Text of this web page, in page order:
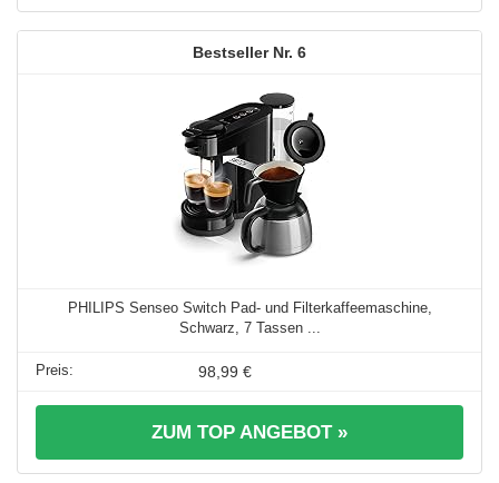
6
PHILIPS Senseo Switch Pad- und Filterkaffeemaschine,
Schwarz, 7 Tassen ...
98,99 €
ZUM TOP ANGEBOT »